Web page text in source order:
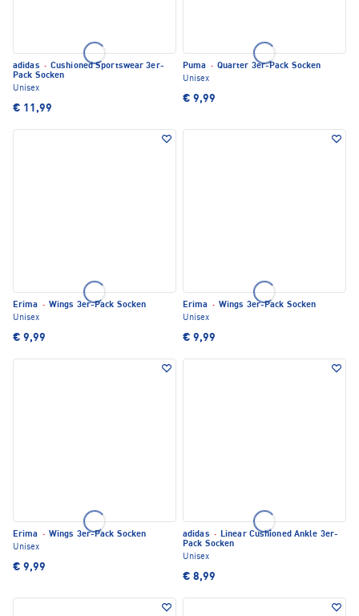
adidas · Cushioned Sportswear 3er-
Pack Socken
Unisex
€ 11,99
Puma · Quarter 3er-Pack Socken
Unisex
€ 9,99
Erima · Wings 3er-Pack Socken
Unisex
€ 9,99
Erima · Wings 3er-Pack Socken
Unisex
€ 9,99
Erima · Wings 3er-Pack Socken
Unisex
€ 9,99
adidas · Linear Cushioned Ankle 3er-
Pack Socken
Unisex
€ 8,99